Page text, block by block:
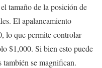
tamaño de la posición de
El apalancamiento
lo que permite controlar
$1,000. Si bien esto puede
también se magnifican.